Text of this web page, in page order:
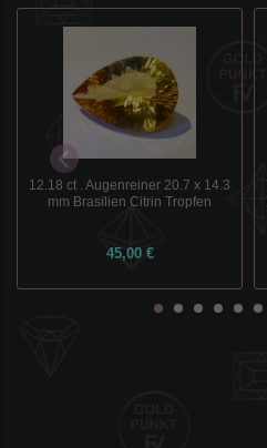
12.18 ct . Augenreiner 20.7 x 14.3
mm Brasilien Citrin Tropfen
45,00 €